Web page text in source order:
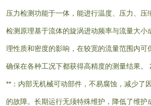
压力检测功能于一体，能进行温度、压力、压
检测原理基于流体的旋涡进动频率与流量大小
理性质和密度的影响，在较宽的流量范围内可
确保在各种工况下都获得高精度的测量结果。
**：内部无机械可动部件，不易腐蚀，减少了
的故障。长期运行无须特殊维护，降低了维护